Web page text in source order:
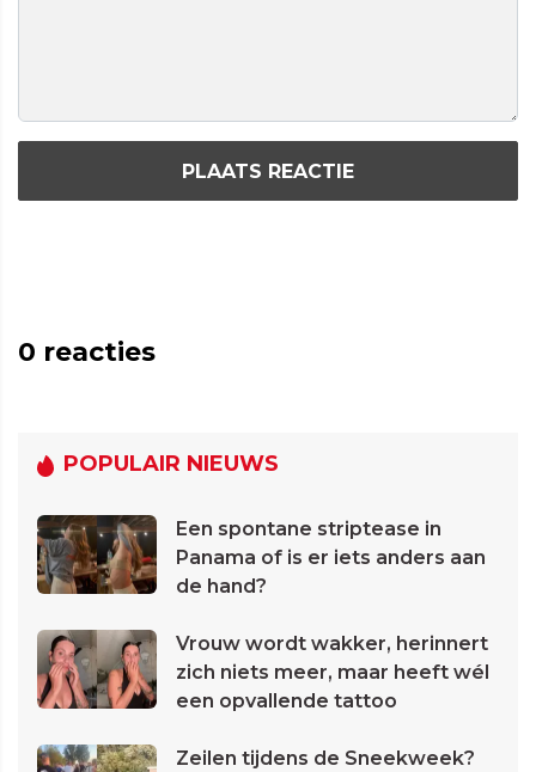
PLAATS REACTIE
0 reacties
POPULAIR NIEUWS
Een spontane striptease in
Panama of is er iets anders aan
de hand?
Vrouw wordt wakker, herinnert
zich niets meer, maar heeft wél
een opvallende tattoo
Zeilen tijdens de Sneekweek?